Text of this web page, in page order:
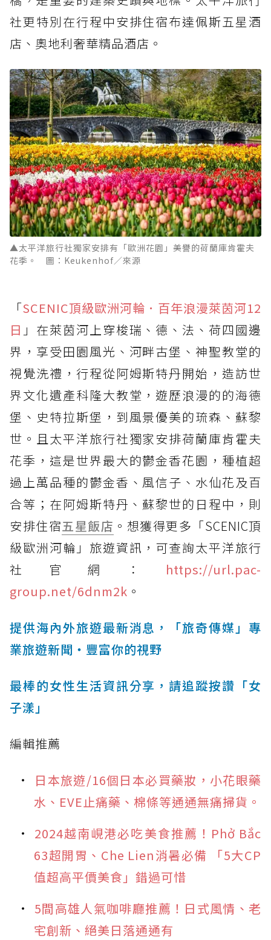
社更特別在行程中安排住宿布達佩斯五星酒
店、奧地利奢華精品酒店。
▲太平洋旅行社獨家安排有「歐洲花園」美譽的荷蘭庫肯霍夫
花季。 圖：Keukenhof／來源
「SCENIC頂級歐洲河輪．百年浪漫萊茵河12
日 」在萊茵河上穿梭瑞、德、法、荷四國邊
界，享受田園風光、河畔古堡、神聖教堂的
視覺洗禮，行程從阿姆斯特丹開始，造訪世
界文化遺產科隆大教堂，遊歷浪漫的的海德
堡、史特拉斯堡，到風景優美的琉森、蘇黎
世。且太平洋旅行社獨家安排荷蘭庫肯霍夫
花季，這是世界最大的鬱金香花園，種植超
過上萬品種的鬱金香、風信子、水仙花及百
合等；在阿姆斯特丹、蘇黎世的日程中，則
安排住宿五星飯店 。想獲得更多「SCENIC頂
級歐洲河輪」旅遊資訊，可查詢太平洋旅行
社官網： https://url.pac-
group.net/6dnm2k 。
提供海內外旅遊最新消息，「旅奇傳媒」專
業旅遊新聞‧豐富你的視野
最棒的女性生活資訊分享，請追蹤按讚「女
子漾」
編輯推薦
日本旅遊/16個日本必買藥妝，小花眼藥
水、EVE止痛藥、棉條等通通無痛掃貨。
2024越南峴港必吃美食推薦！Phở Bắc
63超開胃、Che Lien消暑必備 「5大CP
值超高平價美食」錯過可惜
5間高雄人氣咖啡廳推薦！日式風情、老
宅創新、絕美日落通通有